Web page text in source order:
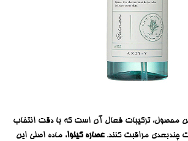
محصول، ترکیبات فعال آن است که با دقت انتخاب
چندبعدی مراقبت کنند.عصاره کینوا، ماده اصلی این